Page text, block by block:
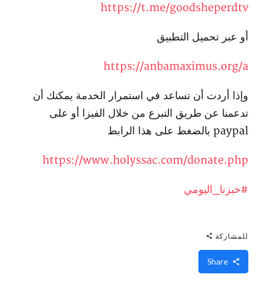
https://t.me/goodsheperdtv
أو عبر تحميل التطبيق
https://anbamaximus.org/a
وإذا أردت أن تساعد في استمرار الخدمة يمكنك أن
تدعمنا عن طريق التبرع من خلال الفيزا أو على
paypal بالضغط على هذا الرابط
https://www.holyssac.com/donate.php
#خبزنا_اليومي
للمشاركة